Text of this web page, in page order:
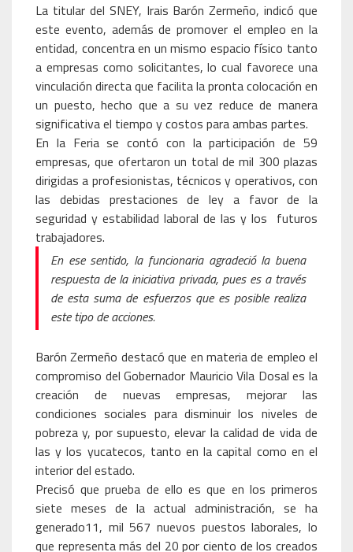
La titular del SNEY, Irais Barón Zermeño, indicó que
este evento, además de promover el empleo en la
entidad, concentra en un mismo espacio físico tanto
a empresas como solicitantes, lo cual favorece una
vinculación directa que facilita la pronta colocación en
un puesto, hecho que a su vez reduce de manera
significativa el tiempo y costos para ambas partes.
En la Feria se contó con la participación de 59
empresas, que ofertaron un total de mil 300 plazas
dirigidas a profesionistas, técnicos y operativos, con
las debidas prestaciones de ley a favor de la
seguridad y estabilidad laboral de las y los futuros
trabajadores.
En ese sentido, la funcionaria agradeció la buena
respuesta de la iniciativa privada, pues es a través
de esta suma de esfuerzos que es posible realiza
este tipo de acciones.
Barón Zermeño destacó que en materia de empleo el
compromiso del Gobernador Mauricio Vila Dosal es la
creación de nuevas empresas, mejorar las
condiciones sociales para disminuir los niveles de
pobreza y, por supuesto, elevar la calidad de vida de
las y los yucatecos, tanto en la capital como en el
interior del estado.
Precisó que prueba de ello es que en los primeros
siete meses de la actual administración, se ha
generado11, mil 567 nuevos puestos laborales, lo
que representa más del 20 por ciento de los creados